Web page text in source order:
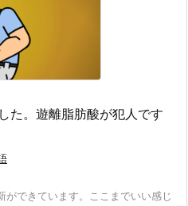
た。遊離脂肪酸が犯人です
できています。ここまでいい感じ